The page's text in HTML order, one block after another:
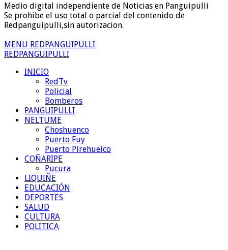
Medio digital independiente de Noticias en Panguipulli
Se prohibe el uso total o parcial del contenido de
Redpanguipulli,sin autorizacion.
MENU REDPANGUIPULLI
REDPANGUIPULLI
INICIO
RedTv
Policial
Bomberos
PANGUIPULLI
NELTUME
Choshuenco
Puerto Fuy
Puerto Pirehueico
COÑARIPE
Pucura
LIQUIÑE
EDUCACIÓN
DEPORTES
SALUD
CULTURA
POLITICA